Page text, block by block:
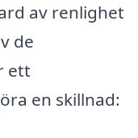
av renlighet
de
ett
en skillnad: